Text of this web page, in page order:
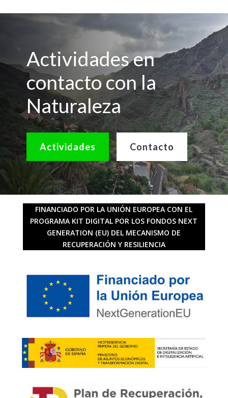
Actividades en
contacto con la
Naturaleza
Actividades Contacto
FINANCIADO POR LA UNIÓN EUROPEA CON EL
PROGRAMA KIT DIGITAL POR LOS FONDOS NEXT
GENERATION (EU) DEL MECANISMO DE
RECUPERACIÓN Y RESILIENCIA